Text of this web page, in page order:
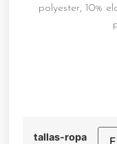
polyester, 10%
tallas-ropa